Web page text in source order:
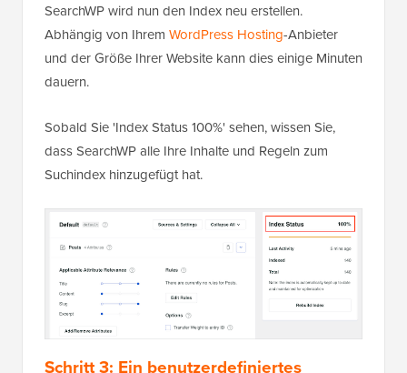
SearchWP wird nun den Index neu erstellen.
Abhängig von Ihrem WordPress Hosting-Anbieter
und der Größe Ihrer Website kann dies einige Minuten
dauern.
Sobald Sie 'Index Status 100%' sehen, wissen Sie,
dass SearchWP alle Ihre Inhalte und Regeln zum
Suchindex hinzugefügt hat.
Schritt 3: Ein benutzerdefiniertes